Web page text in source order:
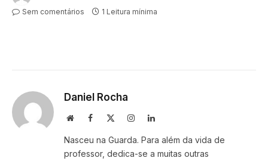
Sem comentários
1 Leitura mínima
Daniel Rocha
WebsiteFacebook InstagramLinkedIn
Nasceu na Guarda. Para além da vida de
professor, dedica-se a muitas outras